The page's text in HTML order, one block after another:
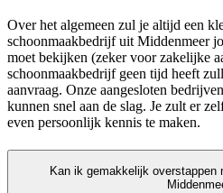
Over het algemeen zul je altijd een
schoonmaakbedrijf uit Middenmeer
moet bekijken (zeker voor zakelijke
schoonmaakbedrijf geen tijd heeft
aanvraag. Onze aangesloten
kunnen snel aan de slag. Je zult er
even persoonlijk kennis te maken.
Kan ik gemakkelijk overstappen